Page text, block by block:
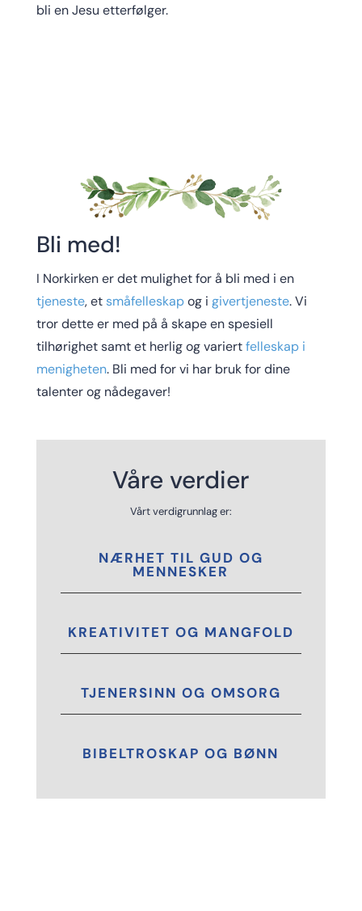
bli en Jesu etterfølger.
Bli med!
I Norkirken er det mulighet for å bli med i en
tjeneste, et småfelleskapog i givertjeneste. Vi
tror dette er med på å skape en spesiell
tilhørighet samt et herlig og variertfelleskap i
menigheten. Bli med for vi har bruk for dine
talenter og nådegaver!
Våre verdier
Vårt verdigrunnlag er:
NÆRHET TIL GUD OG
MENNESKER
KREATIVITET OG MANGFOLD
TJENERSINN OG OMSORG
BIBELTROSKAP OG BØNN